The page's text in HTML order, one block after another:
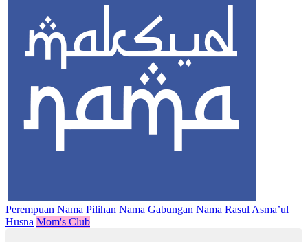
Perempuan Nama Pilihan Nama Gabungan Nama Rasul Asma’ul
Husna Mom's Club